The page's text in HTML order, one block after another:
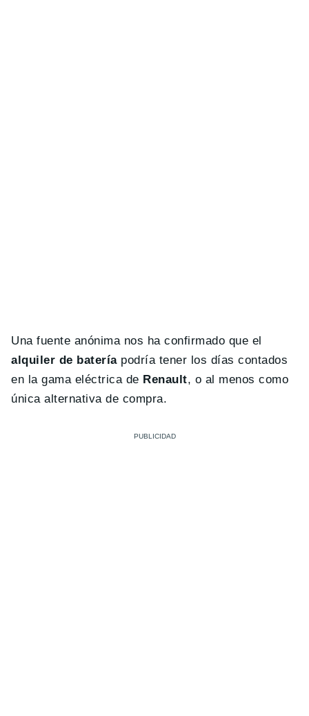
Una fuente anónima nos ha confirmado que el
alquiler de bateríapodría tener los días contados
en la gama eléctrica de Renault, o al menos como
única alternativa de compra.